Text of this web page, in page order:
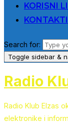
KORISNI
KONTAKTI
Search for:
Toggle sidebar &
Radio
Radio Klub Elzas
elektronike i